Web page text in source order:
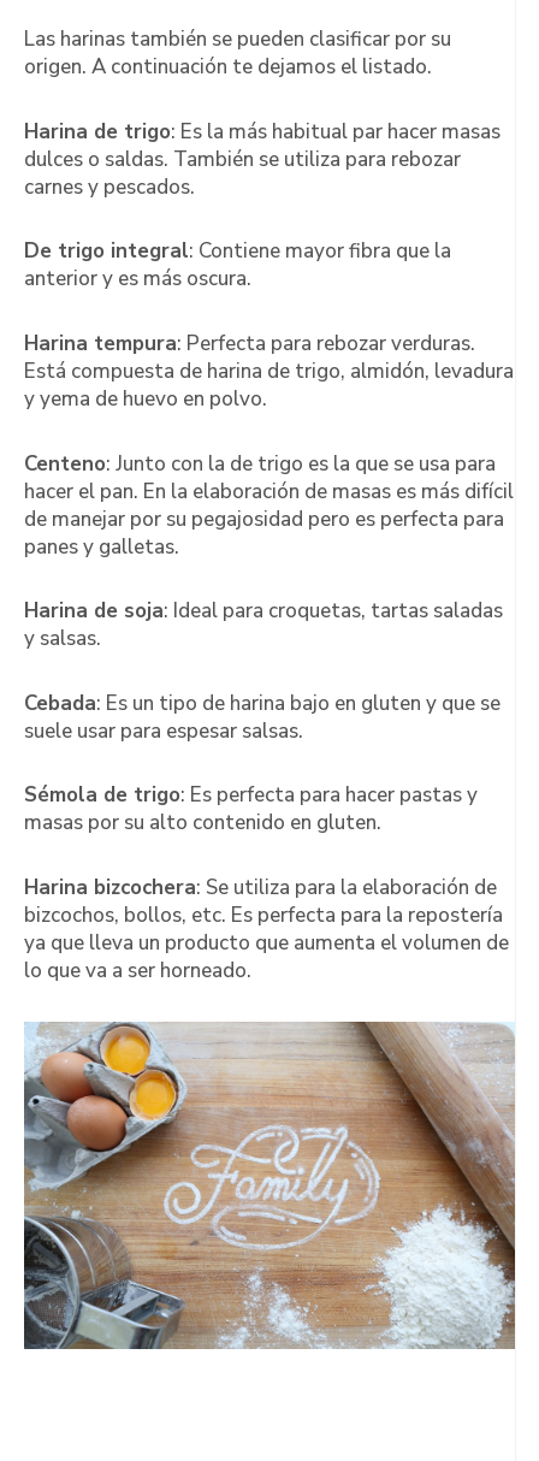
Las harinas también se pueden clasificar por su
origen. A continuación te dejamos el listado.
Harina de trigo: Es la más habitual par hacer masas
dulces o saldas. También se utiliza para rebozar
carnes y pescados.
De trigo integral: Contiene mayor fibra que la
anterior y es más oscura.
Harina tempura: Perfecta para rebozar verduras.
Está compuesta de harina de trigo, almidón, levadura
y yema de huevo en polvo.
Centeno: Junto con la de trigo es la que se usa para
hacer el pan. En la elaboración de masas es más difícil
de manejar por su pegajosidad pero es perfecta para
panes y galletas.
Harina de soja: Ideal para croquetas, tartas saladas
y salsas.
Cebada: Es un tipo de harina bajo en gluten y que se
suele usar para espesar salsas.
Sémola de trigo: Es perfecta para hacer pastas y
masas por su alto contenido en gluten.
Harina bizcochera: Se utiliza para la elaboración de
bizcochos, bollos, etc. Es perfecta para la repostería
ya que lleva un producto que aumenta el volumen de
lo que va a ser horneado.